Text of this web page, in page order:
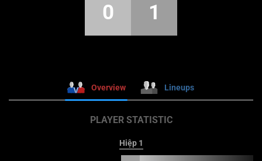
0 1
Overview Lineups
PLAYER STATISTIC
Hiệp 1